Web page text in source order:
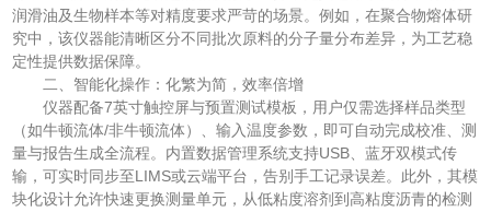
润滑油及生物样本等对精度要求严苛的场景。例如，在聚合物熔体研
究中，该仪器能清晰区分不同批次原料的分子量分布差异，为工艺稳
定性提供数据保障。
二、智能化操作：化繁为简，效率倍增
仪器配备7英寸触控屏与预置测试模板，用户仅需选择样品类型
（如牛顿流体/非牛顿流体）、输入温度参数，即可自动完成校准、测
量与报告生成全流程。内置数据管理系统支持USB、蓝牙双模式传
输，可实时同步至LIMS或云端平台，告别手工记录误差。此外，其模
块化设计允许快速更换测量单元，从低粘度溶剂到高粘度沥青的检测